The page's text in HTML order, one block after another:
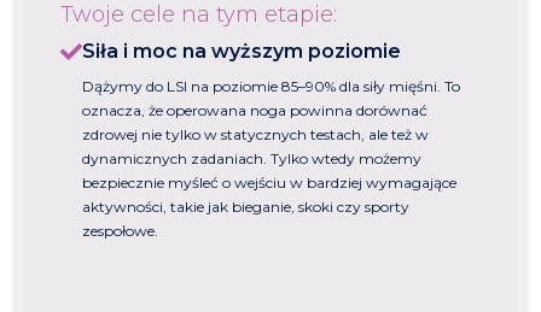
Twoje cele na tym etapie:
Siła i moc na wyższym poziomie
Dążymy do LSI na poziomie 85–90% dla siły mięśni. To
oznacza, że operowana noga powinna dorównać
zdrowej nie tylko w statycznych testach, ale też w
dynamicznych zadaniach. Tylko wtedy możemy
bezpiecznie myśleć o wejściu w bardziej wymagające
aktywności, takie jak bieganie, skoki czy sporty
zespołowe.